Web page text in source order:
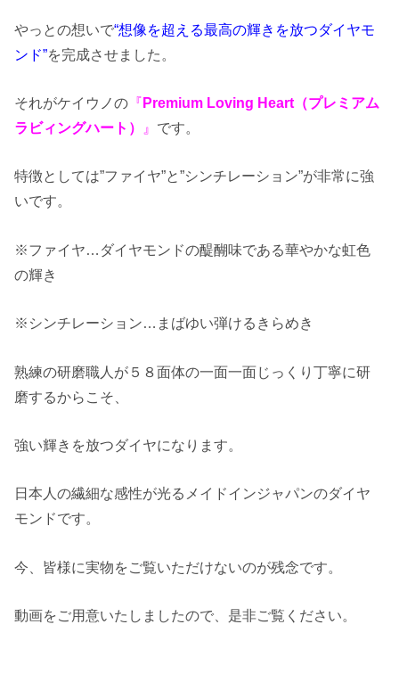
やっとの想いで“想像を超える最高の輝きを放つダイヤモ
ンド”を完成させました。
それがケイウノの 『Premium Loving Heart（プレミアム
ラビィングハート）
』 です。
特徴としては”ファイヤ”と”シンチレーション”が非常に強
いです。
※ファイヤ…ダイヤモンドの醍醐味である華やかな虹色
の輝き
※シンチレーション…まばゆい弾けるきらめき
熟練の研磨職人が５８面体の一面一面じっくり丁寧に研
磨するからこそ、
強い輝きを放つダイヤになります。
日本人の繊細な感性が光るメイドインジャパンのダイヤ
モンドです。
今、皆様に実物をご覧いただけないのが残念です。
動画をご用意いたしましたので、是非ご覧ください。